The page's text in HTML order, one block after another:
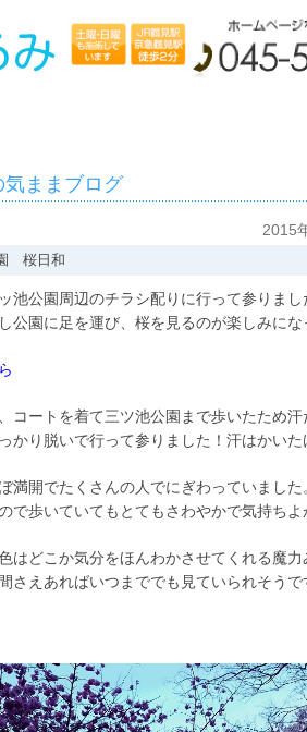
気ままブログ
2015
桜日和
池公園周辺のチラシ配りに行って参りまし
公園に足を運び、桜を見るのが楽しみにな
コートを着て三ツ池公園まで歩いたため汗
かり脱いで行って参りました！汗はかいた
満開でたくさんの人でにぎわっていました
で歩いていてもとてもさわやかで気持ちよ
はどこか気分をほんわかさせてくれる魔力
さえあればいつまででも見ていられそうで